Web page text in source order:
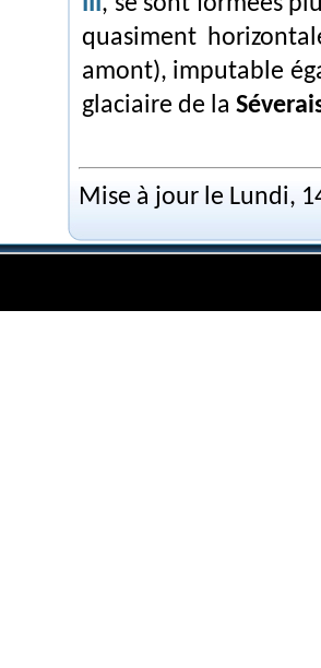
quasiment
amont), imputable
glaciaire de la
Mise à jour le Lundi,